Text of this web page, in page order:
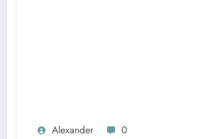
Alexander 0